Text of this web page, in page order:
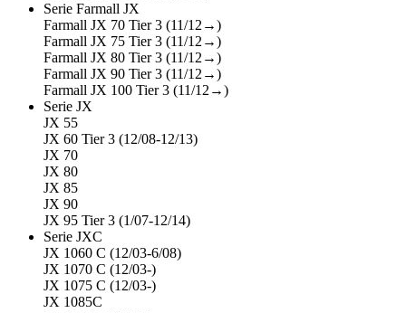
Serie Farmall JX
Farmall JX 70 Tier 3 (11/12→)
Farmall JX 75 Tier 3 (11/12→)
Farmall JX 80 Tier 3 (11/12→)
Farmall JX 90 Tier 3 (11/12→)
Farmall JX 100 Tier 3 (11/12→)
Serie JX
JX 55
JX 60 Tier 3 (12/08-12/13)
JX 70
JX 80
JX 85
JX 90
JX 95 Tier 3 (1/07-12/14)
Serie JXC
JX 1060 C (12/03-6/08)
JX 1070 C (12/03-)
JX 1075 C (12/03-)
JX 1085C